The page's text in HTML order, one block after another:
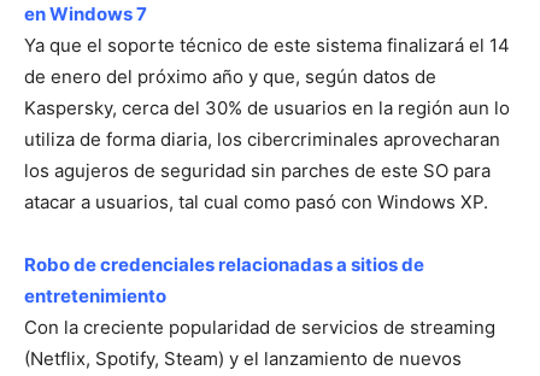
en Windows 7
Ya que el soporte técnico de este sistema finalizará el 14
de enero del próximo año y que, según datos de
Kaspersky, cerca del 30% de usuarios en la región aun lo
utiliza de forma diaria, los cibercriminales aprovecharan
los agujeros de seguridad sin parches de este SO para
atacar a usuarios, tal cual como pasó con Windows XP.
Robo de credenciales relacionadas a sitios de
entretenimiento
Con la creciente popularidad de servicios de streaming
(Netflix, Spotify, Steam) y el lanzamiento de nuevos